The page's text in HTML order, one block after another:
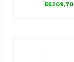
R$209,70